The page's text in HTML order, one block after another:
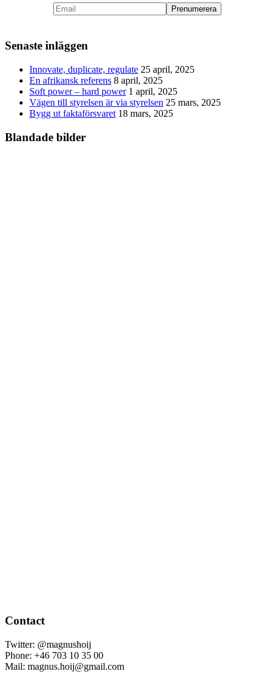
Senaste inläggen
Innovate, duplicate, regulate 25 april, 2025
En afrikansk referens 8 april, 2025
Soft power – hard power 1 april, 2025
Vägen till styrelsen är via styrelsen 25 mars, 2025
Bygg ut faktaförsvaret 18 mars, 2025
Blandade bilder
Contact
Twitter: @magnushoij
Phone: +46 703 10 35 00
Mail: magnus.hoij@gmail.com